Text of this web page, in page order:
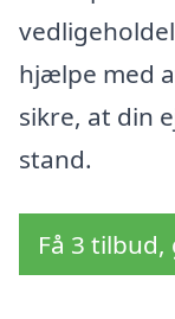
hjælpe med
sikre, at din
stand.
Få 3